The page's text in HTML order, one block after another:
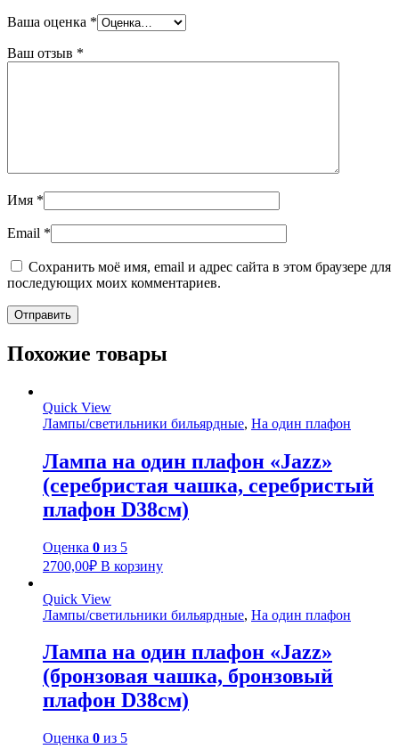
Ваша оценка *
Ваш отзыв *
Имя *
Email *
Сохранить моё имя, email и адрес сайта в этом браузере для
последующих моих комментариев.
Похожие товары
Quick View
Лампы/светильники бильярдные, На один плафон
Лампа на один плафон «Jazz»
(серебристая чашка, серебристый
плафон D38см)
Оценка 0 из 5
2700,00₽ В корзину
Quick View
Лампы/светильники бильярдные, На один плафон
Лампа на один плафон «Jazz»
(бронзовая чашка, бронзовый
плафон D38см)
Оценка 0 из 5